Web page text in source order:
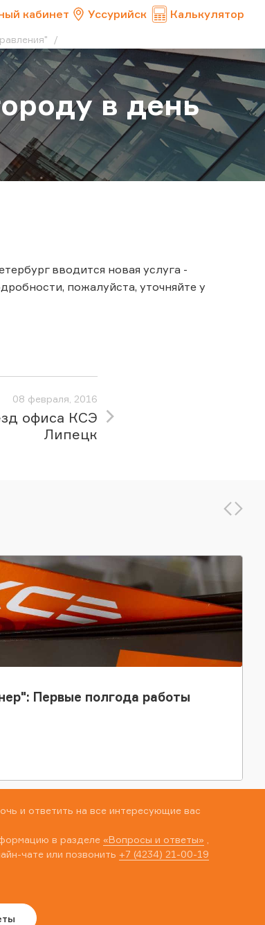
кабинет Уссурийск Калькулятор
в день
вводится новая услуга -
пожалуйста, уточняйте у
08 февраля, 2016
офиса КСЭ
Липецк
Первые полгода работы
и ответить на все интересующие вас
в разделе «Вопросы и ответы»
чате или позвонить +7 (4234) 21-00-19